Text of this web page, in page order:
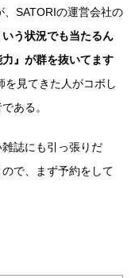
SATORIの運営会社の
いう状況でも当たるん
』が群を抜いてます
を見てきた人がコボし
ある。
誌にも引っ張りだ
で、まず予約をして